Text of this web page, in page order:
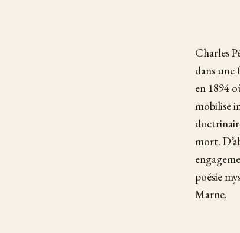
Charles
dans une
en 1894
mobilise
mort.
poésie
Marne.